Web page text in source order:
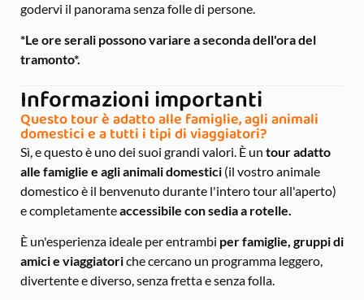
godervi il panorama senza folle di persone.
*Le ore serali possono variare a seconda dell'ora del
tramonto*.
Informazioni importanti
Questo tour è adatto alle famiglie, agli animali
domestici e a tutti i tipi di viaggiatori?
Sì, e questo è uno dei suoi grandi valori. È un tour adatto
alle famiglie e agli animali domestici (il vostro animale
domestico è il benvenuto durante l'intero tour all'aperto)
e completamenteaccessibile con sedia a rotelle.
È un'esperienza ideale per entrambi per famiglie, gruppi di
amici e viaggiatoriche cercano un programma leggero,
divertente e diverso, senza fretta e senza folla.